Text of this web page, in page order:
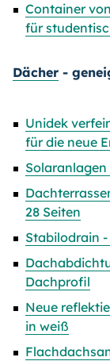
Container
für
Dächer -
Unidek
für die neue
28 Seiten
Stabilodrain
Dachprofil
Neue
in weiß